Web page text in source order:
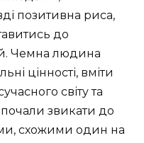
позитивна риса,
до
Чемна людина
цінності, вміти
світу та
звикати до
схожими один на